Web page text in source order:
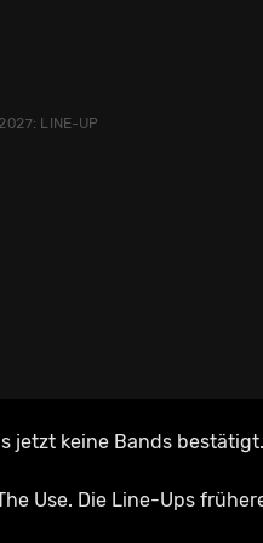
LINE-UP
jetzt keine Bands bestätigt.
Use. Die Line-Ups